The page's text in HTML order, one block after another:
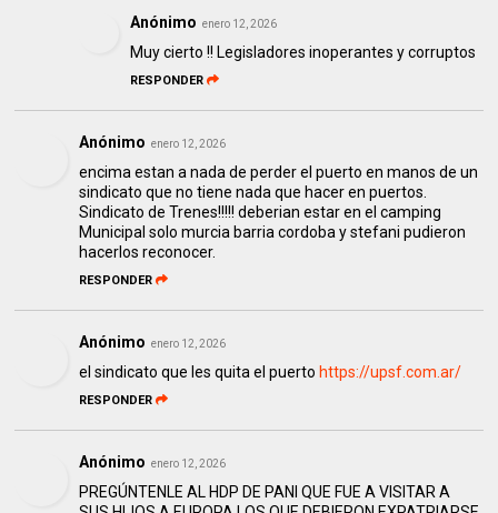
Anónimo enero 12, 2026
Muy cierto !! Legisladores inoperantes y corruptos
RESPONDER
Anónimo enero 12, 2026
encima estan a nada de perder el puerto en manos de un
sindicato que no tiene nada que hacer en puertos.
Sindicato de Trenes!!!!! deberian estar en el camping
Municipal solo murcia barria cordoba y stefani pudieron
hacerlos reconocer.
RESPONDER
Anónimo enero 12, 2026
el sindicato que les quita el puerto https://upsf.com.ar/
RESPONDER
Anónimo enero 12, 2026
PREGÚNTENLE AL HDP DE PANI QUE FUE A VISITAR A